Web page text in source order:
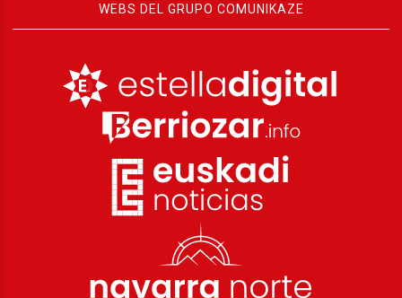
WEBS DEL GRUPO COMUNIKAZE